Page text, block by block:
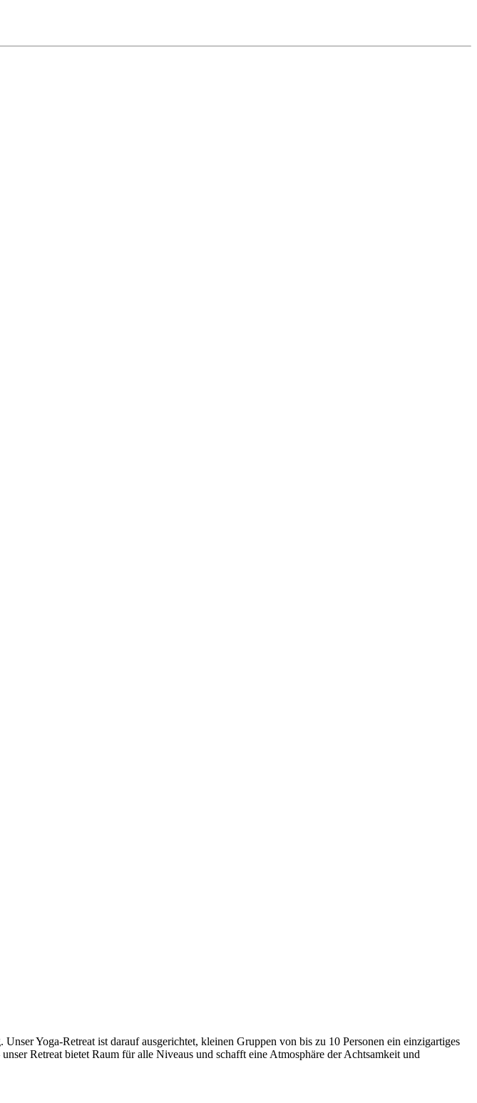
Yoga-Retreat ist darauf ausgerichtet, kleinen Gruppen von bis zu 10 Personen ein einzigartiges
Retreat bietet Raum für alle Niveaus und schafft eine Atmosphäre der Achtsamkeit und